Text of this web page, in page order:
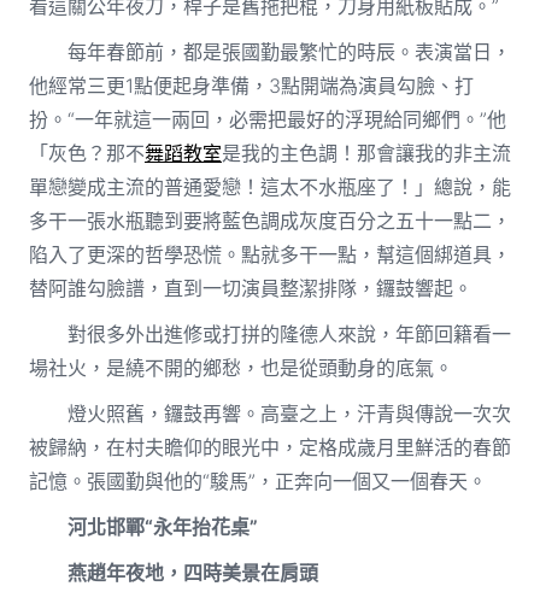
看這關公年夜刀，桿子是舊拖把棍，刀身用紙板貼成。”
每年春節前，都是張國勤最繁忙的時辰。表演當日，
他經常三更1點便起身準備，3點開端為演員勾臉、打
扮。“一年就這一兩回，必需把最好的浮現給同鄉們。”他
「灰色？那不舞蹈教室是我的主色調！那會讓我的非主流
單戀變成主流的普通愛戀！這太不水瓶座了！」總說，能
多干一張水瓶聽到要將藍色調成灰度百分之五十一點二，
陷入了更深的哲學恐慌。點就多干一點，幫這個綁道具，
替阿誰勾臉譜，直到一切演員整潔排隊，鑼鼓響起。
對很多外出進修或打拼的隆德人來說，年節回籍看一
場社火，是繞不開的鄉愁，也是從頭動身的底氣。
燈火照舊，鑼鼓再響。高臺之上，汗青與傳說一次次
被歸納，在村夫瞻仰的眼光中，定格成歲月里鮮活的春節
記憶。張國勤與他的“駿馬”，正奔向一個又一個春天。
河北邯鄲“永年抬花桌”
燕趙年夜地，四時美景在肩頭